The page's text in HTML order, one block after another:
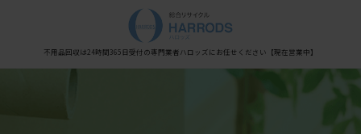
不用品回収は24時間365日受付の専門業者ハロッズにお任せください 【現在営業中】
/home/xs0909/kaisyu-fuyouhin.com/public_html/wp-content/themes/hestia/inc/views/blog/class-